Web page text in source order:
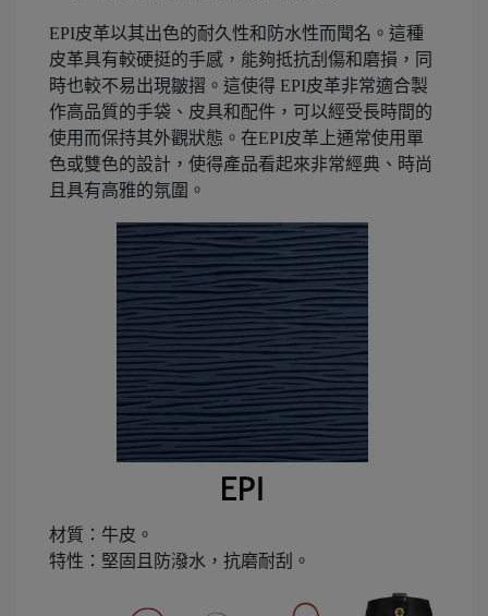
EPI皮革以其出色的耐久性和防水性而聞名。這種
皮革具有較硬挺的手感，能夠抵抗刮傷和磨損，同
時也較不易出現皺摺。這使得 EPI皮革非常適合製
作高品質的手袋、皮具和配件，可以經受長時間的
使用而保持其外觀狀態。在EPI皮革上通常使用單
色或雙色的設計，使得產品看起來非常經典、時尚
且具有高雅的氛圍。
材質：牛皮。
特性：堅固且防潑水，抗磨耐刮。